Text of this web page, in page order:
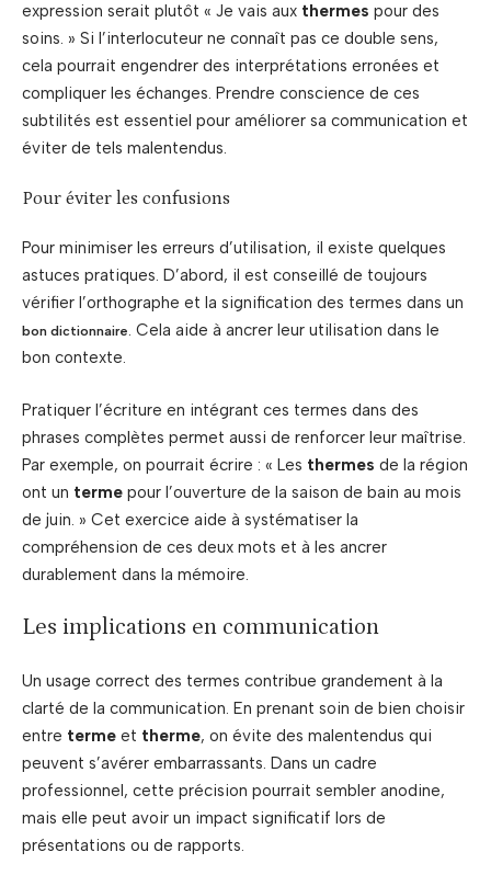
expression serait plutôt « Je vais aux thermes pour des
soins. » Si l’interlocuteur ne connaît pas ce double sens,
cela pourrait engendrer des interprétations erronées et
compliquer les échanges. Prendre conscience de ces
subtilités est essentiel pour améliorer sa communication et
éviter de tels malentendus.
Pour éviter les confusions
Pour minimiser les erreurs d’utilisation, il existe quelques
astuces pratiques. D’abord, il est conseillé de toujours
vérifier l’orthographe et la signification des termes dans un
bon dictionnaire. Cela aide à ancrer leur utilisation dans le
bon contexte.
Pratiquer l’écriture en intégrant ces termes dans des
phrases complètes permet aussi de renforcer leur maîtrise.
Par exemple, on pourrait écrire : « Les thermes de la région
ont un terme pour l’ouverture de la saison de bain au mois
de juin. » Cet exercice aide à systématiser la
compréhension de ces deux mots et à les ancrer
durablement dans la mémoire.
Les implications en communication
Un usage correct des termes contribue grandement à la
clarté de la communication. En prenant soin de bien choisir
entre terme et therme, on évite des malentendus qui
peuvent s’avérer embarrassants. Dans un cadre
professionnel, cette précision pourrait sembler anodine,
mais elle peut avoir un impact significatif lors de
présentations ou de rapports.